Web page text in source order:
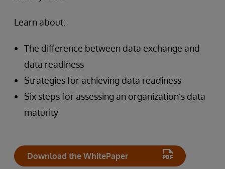
Learn about:
The difference between data exchange and
data readiness
Strategies for achieving data readiness
Six steps for assessing an organization’s data
maturity
Download the WhitePaper